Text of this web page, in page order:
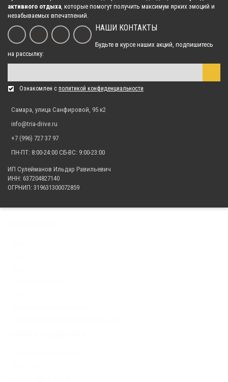
Защита днища для квадроцикла ATV 500 A 2009- (ALFeco)
28 770.00 р.
Защита днища цельная для квадроцикла Yamaha Grizzly 700 2015-
27 930.00 р.
Защита днища для квадроцикла Yamaha Grizzly 700 2015- (ALFeco)
27 930.00 р.
активного отдыха , которые помогут получить максимум ярких эмоций и
незабываемых впечатлений.
НАШИ КОНТАКТЫ
Будьте в курсе наших акций, подпишитесь
на рассылку:
Ознакомлен с политикой конфиденциальности
Самара, улица Санфировой, 95 к2
info@tria-drive.ru
+7 (996) 727 37 97
ПН-ПТ: 8:00-24:00 СБ-ВС: 9:00-23:00
ИП Сулейманов Ильдар Равильевич
ИНН: 637204827140
ОГРНИП: 319631300072859